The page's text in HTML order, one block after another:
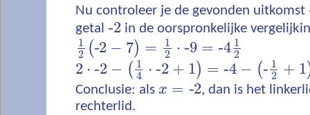
Nu controleer je de gevonden uitkomst
getal ‐2 in de oorspronkelijke
1
2 (‐2 − 7) =
1
2
⋅ ‐9 = ‐4 1
2
2 ⋅ ‐2 − ( 1
4 ⋅ ‐2 + 1) = ‐4 − (‐ 1
2
+ 1
Conclusie: als x = ‐2, dan is het
rechterlid.